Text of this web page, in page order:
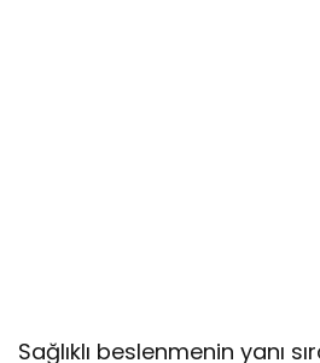
Sağlıklı beslenmenin yanı